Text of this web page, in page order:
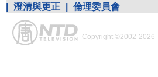
澄清與更正 倫理委員會
Copyright ©2002-2026